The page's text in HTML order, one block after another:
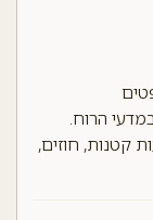
הרוח.
קטנות, חוזים,